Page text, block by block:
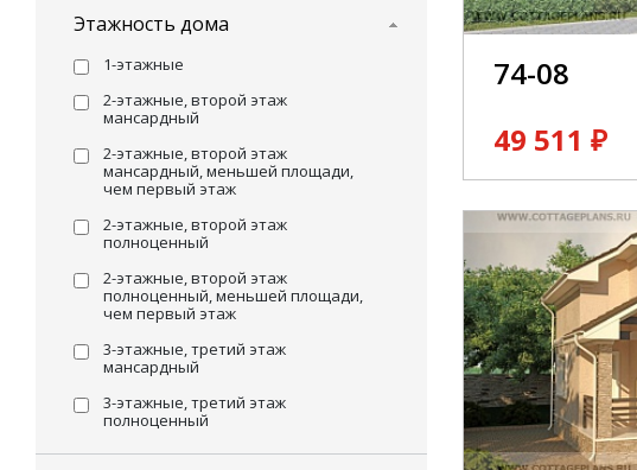
Этажность дома
1-этажные
2-этажные, второй этаж
мансардный
2-этажные, второй этаж
мансардный, меньшей площади,
чем первый этаж
2-этажные, второй этаж
полноценный
2-этажные, второй этаж
полноценный, меньшей площади,
чем первый этаж
3-этажные, третий этаж
мансардный
3-этажные, третий этаж
полноценный
74-08
49 511 ₽